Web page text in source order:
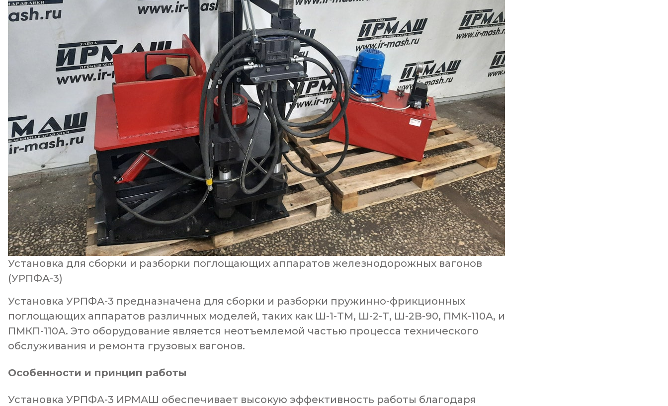
Установка для сборки и разборки поглощающих аппаратов железнодорожных вагонов
(УРПФА-3)
Установка УРПФА-3 предназначена для сборки и разборки пружинно-фрикционных
поглощающих аппаратов различных моделей, таких как Ш-1-ТМ, Ш-2-Т, Ш-2В-90, ПМК-110А, и
ПМКП-110А. Это оборудование является неотъемлемой частью процесса технического
обслуживания и ремонта грузовых вагонов.
Особенности и принцип работы
Установка УРПФА-3 ИРМАШ обеспечивает высокую эффективность работы благодаря